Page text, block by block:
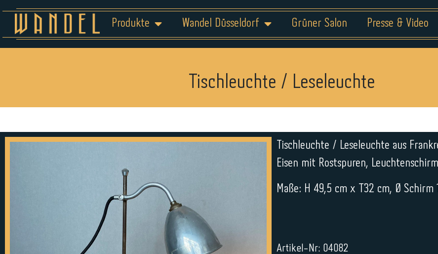
Produkte Wandel Düsseldorf Grüner Salon Presse & Video
Tischleuchte / Leseleuchte
Tischleuchte / Leseleuchte aus
Eisen mit Rostspuren,
Maße: H 49,5 cm x T32 cm, Ø Schirm
Artikel-Nr: 04082